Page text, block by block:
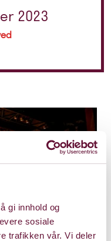
gi innhold og
sosiale
trafikken vår. Vi deler
2023